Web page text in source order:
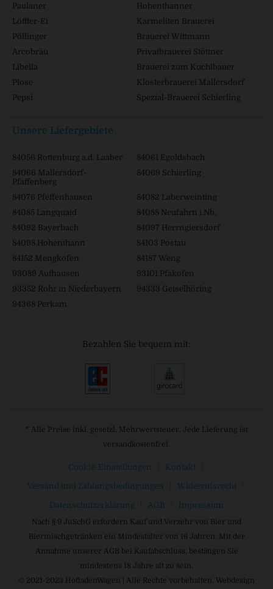
Paulaner
Hohenthanner
Löffler-Ei
Karmeliten Brauerei
Pöllinger
Brauerei Wittmann
Arcobräu
Privatbrauerei Stöttner
Libella
Brauerei zum Kuchlbauer
Plose
Klosterbrauerei Mallersdorf
Pepsi
Spezial-Brauerei Schierling
Unsere Liefergebiete
84056 Rottenburg a.d. Laaber
84061 Egoldsbach
84066 Mallersdorf-
Pfaffenberg
84069 Schierling
84076 Pfeffenhausen
84082 Laberweinting
84085 Langquaid
84088 Neufahrn i.Nb.
84092 Bayerbach
84097 Herrngiersdorf
84098 Hohenthann
84103 Postau
84152 Mengkofen
84187 Weng
93089 Aufhausen
93101 Pfakofen
93352 Rohr in Niederbayern
94333 Geiselhöring
94368 Perkam
Bezahlen Sie bequem mit:
* Alle Preise inkl. gesetzl. Mehrwertsteuer. Jede Lieferung ist
versandkostenfrei.
Cookie-Einstellungen Kontakt
Versand und Zahlungsbedingungen Widerrufsrecht
Datenschutzerklärung AGB Impressum
Nach § 9 JuSchG erfordern Kauf und Verzehr von Bier und
Biermischgetränken ein Mindestalter von 16 Jahren. Mit der
Annahme unserer AGB bei Kaufabschluss, bestätigen Sie
mindestens 18 Jahre alt zu sein.
© 2021-2023 HofladenWagen | Alle Rechte vorbehalten. Webdesign